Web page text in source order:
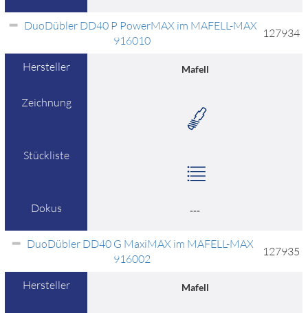
DuoDübler DD40 P PowerMAX im MAFELL-MAX
916010
127934
Hersteller Mafell
Zeichnung
Stückliste
Dokus ---
DuoDübler DD40 G MaxiMAX im MAFELL-MAX
916002
127935
Hersteller Mafell